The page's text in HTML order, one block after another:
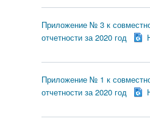
Приложение № 3 к
отчетности за 2020 год
Приложение № 1 к
отчетности за 2020 год